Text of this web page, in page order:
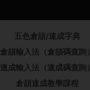
五色倉頡/速成字典
倉頡輸入法（倉頡碼查詢）
速成輸入法（速成碼查詢）
倉頡速成教學課程